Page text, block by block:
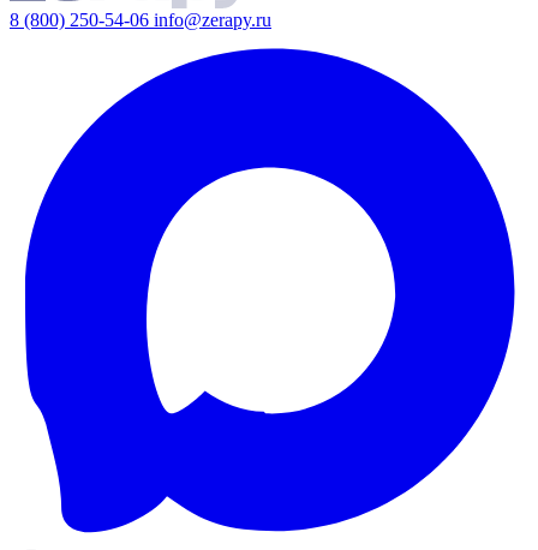
8 (800) 250-54-06 info@zerapy.ru